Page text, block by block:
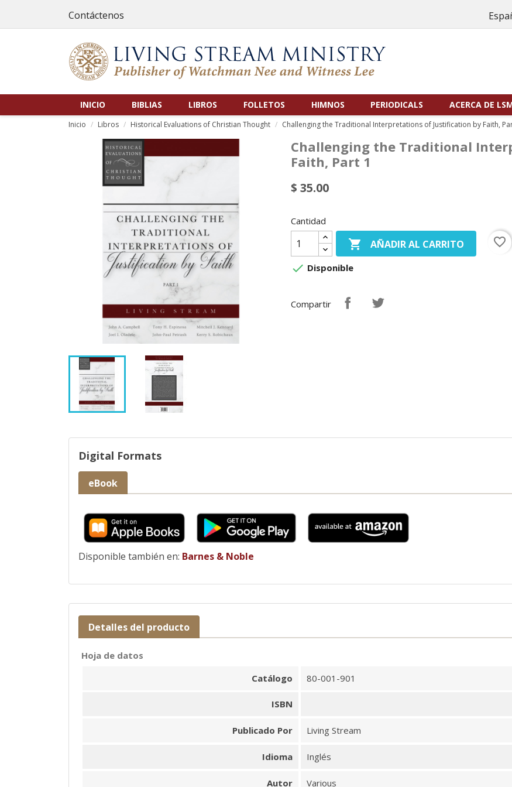
Contáctenos
INICIO BIBLIAS LIBROS FOLLETOS HIMNOS PERIODICALS ACERCA DE
Inicio Libros Historical Evaluations of Christian Thought Challenging the Traditional Interpretations of Justification by Faith,
Challenging the Traditional
Faith, Part 1
$ 35.00
Cantidad
 AÑADIR AL CARRITO
favorite_border
 Disponible
Compartir
Digital Formats
eBook
Disponible también en: Barnes & Noble
Detalles del producto
Hoja de datos
Catálogo
80-001-901
ISBN
Publicado Por Living Stream
Idioma Inglés
Autor Various